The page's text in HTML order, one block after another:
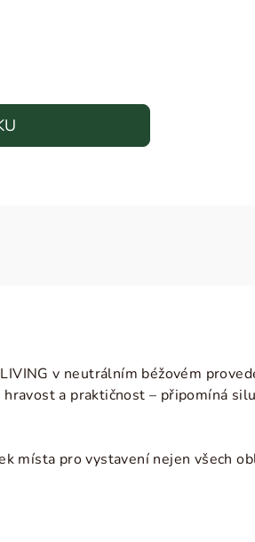
v neutrálním béžovém
a praktičnost – připomíná
místa pro vystavení nejen všech